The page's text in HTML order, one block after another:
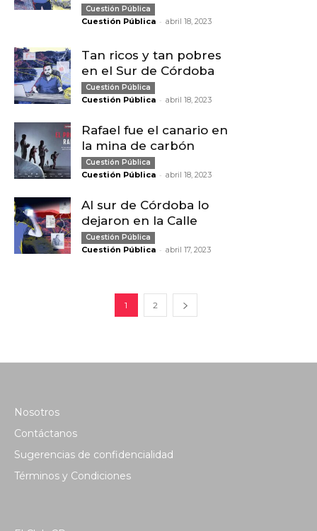
Cuestión Pública
Cuestión Pública - abril 18, 2023
Tan ricos y tan pobres
en el Sur de Córdoba
Cuestión Pública
Cuestión Pública - abril 18, 2023
Rafael fue el canario en
la mina de carbón
Cuestión Pública
Cuestión Pública - abril 18, 2023
Al sur de Córdoba lo
dejaron en la Calle
Cuestión Pública
Cuestión Pública - abril 17, 2023
1 2
Nosotros
Contáctanos
Sugerencias de confidencialidad
Términos y Condiciones